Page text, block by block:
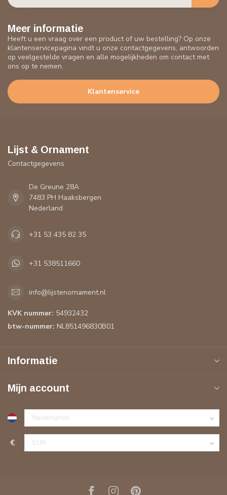
Meer informatie
Heeft u een vraag over een product of uw bestelling? Op onze
klantenservicepagina vindt u onze contactgegevens, antwoorden
op veelgestelde vragen en alle mogelijkheden om contact met
ons op te nemen.
Klantenservice
Lijst & Ornament
Contactgegevens
De Greune 28A
7483 PH Haaksbergen
Nederland
+31 53 435 82 35
+31 538511660
info@lijstenornament.nl
KVK nummer: 54932432
btw-nummer: NL851496830B01
Informatie
Mijn account
€